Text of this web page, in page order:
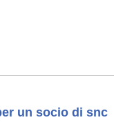
un socio di snc